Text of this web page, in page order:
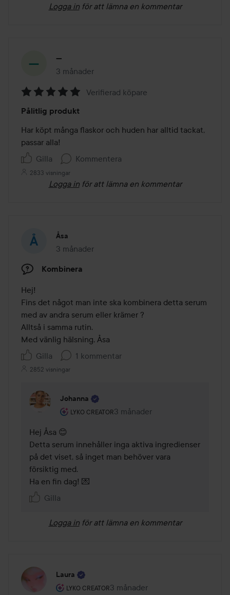
Logga in för att lämna en kommentar
—
3 månader
Inlägget skapades 3 månader
5
av
5
Verifierad köpare
Pålitlig produkt
Har köpt många flaskor och huden har alltid tackat,
passar alla!
Gilla
Kommentera
2833 visningar
Logga in för att lämna en kommentar
Åsa
3 månader
Inlägget skapades 3 månader
Kombinera
Hej!
Fins det något man inte ska kombinera detta serum
med av andra serum eller krämer ?
Alltså i samma rutin.
Med vänlig hälsning, Åsa
Gilla
1 kommentar
2852 visningar
Johanna
LYKO CREATOR
Användarens roll: Lyko Creator.
3 månader
Kommentaren lades 3 månader
Hej Åsa 😊
Detta serum innehåller inga aktiva ingredienser
på det viset, så inget man behöver vara
försiktig med.
Ha en fin dag! 💌
Gilla
Logga in för att lämna en kommentar
Laura
LYKO CREATOR
Användarens roll: Lyko Creator.
3 månader
Inlägget skapades 3 månader